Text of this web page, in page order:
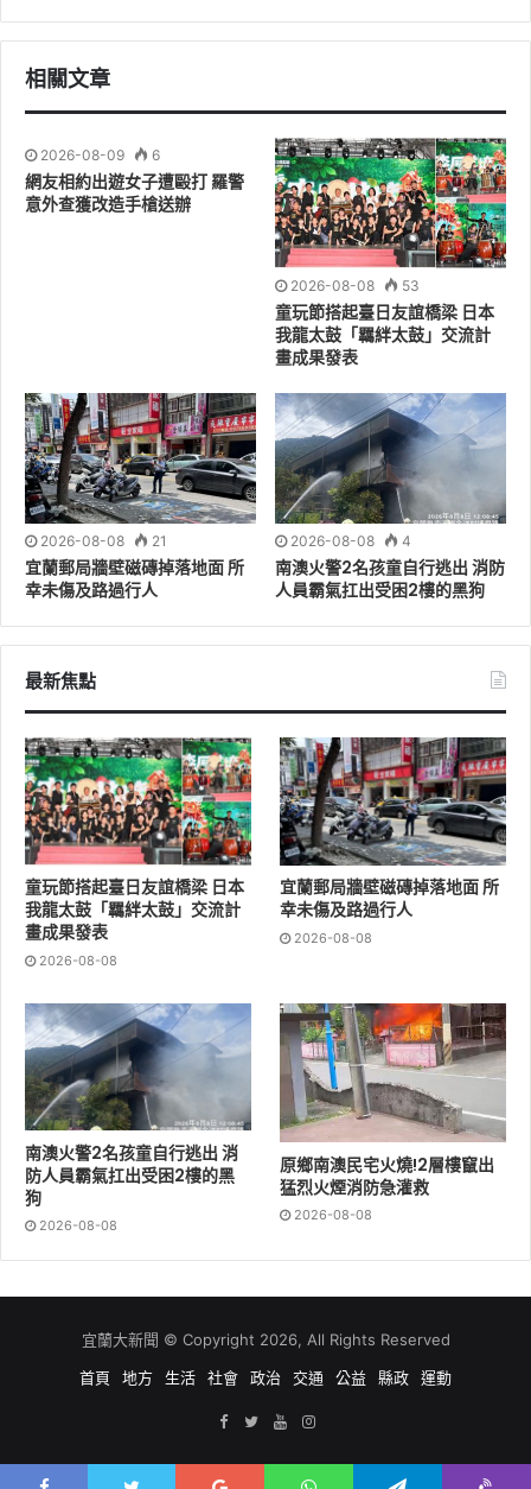
本次頭圍大歌廳同步舉辦舞林高手決賽，複賽晉級300名
乙座，頭城鎮長蔡文益邀請大家來聽好歌、喝好茶，共享
幸福榮耀 圓夢頭城!
相關文章
2026-08-09 6
網友相約出遊女子遭毆打 羅警
意外查獲改造手槍送辦
2026-08-08 53
童玩節搭起臺日友誼橋梁 日本
我龍太鼓「羈絆太鼓」交流計
畫成果發表
2026-08-08 21
宜蘭郵局牆壁磁磚掉落地面 所
幸未傷及路過行人
2026-08-08 4
南澳火警2名孩童自行逃出 消防
人員霸氣扛出受困2樓的黑狗
最新焦點
童玩節搭起臺日友誼橋梁 日本
我龍太鼓「羈絆太鼓」交流計
畫成果發表
2026-08-08
宜蘭郵局牆壁磁磚掉落地面 所
幸未傷及路過行人
2026-08-08
南澳火警2名孩童自行逃出 消
防人員霸氣扛出受困2樓的黑
狗
2026-08-08
原鄉南澳民宅火燒!2層樓竄出
猛烈火煙消防急灌救
2026-08-08
宜蘭大新聞 © Copyright 2026, All Rights Reserved
首頁
地方 生活 社會 政治 交通 公益 縣政 運動